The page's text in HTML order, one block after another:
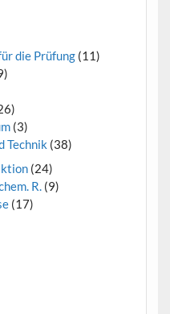
die Prüfung (11)
(3)
Technik (38)
(24)
R. (9)
(17)